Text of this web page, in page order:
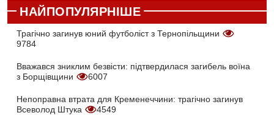
НАЙПОПУЛЯРНІШЕ
Трагічно загинув юний футболіст з Тернопільщини
9784
Вважався зниклим безвісти: підтвердилася загибель воїна
з Борщівщини
6007
Непоправна втрата для Кременеччини: трагічно загинув
Всеволод Штука
4549